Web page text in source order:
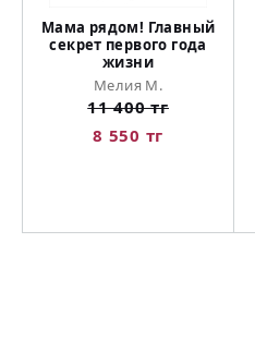
Мама рядом! Главный
секрет первого года
жизни
Мелия М.
11 400 тг
8 550 тг